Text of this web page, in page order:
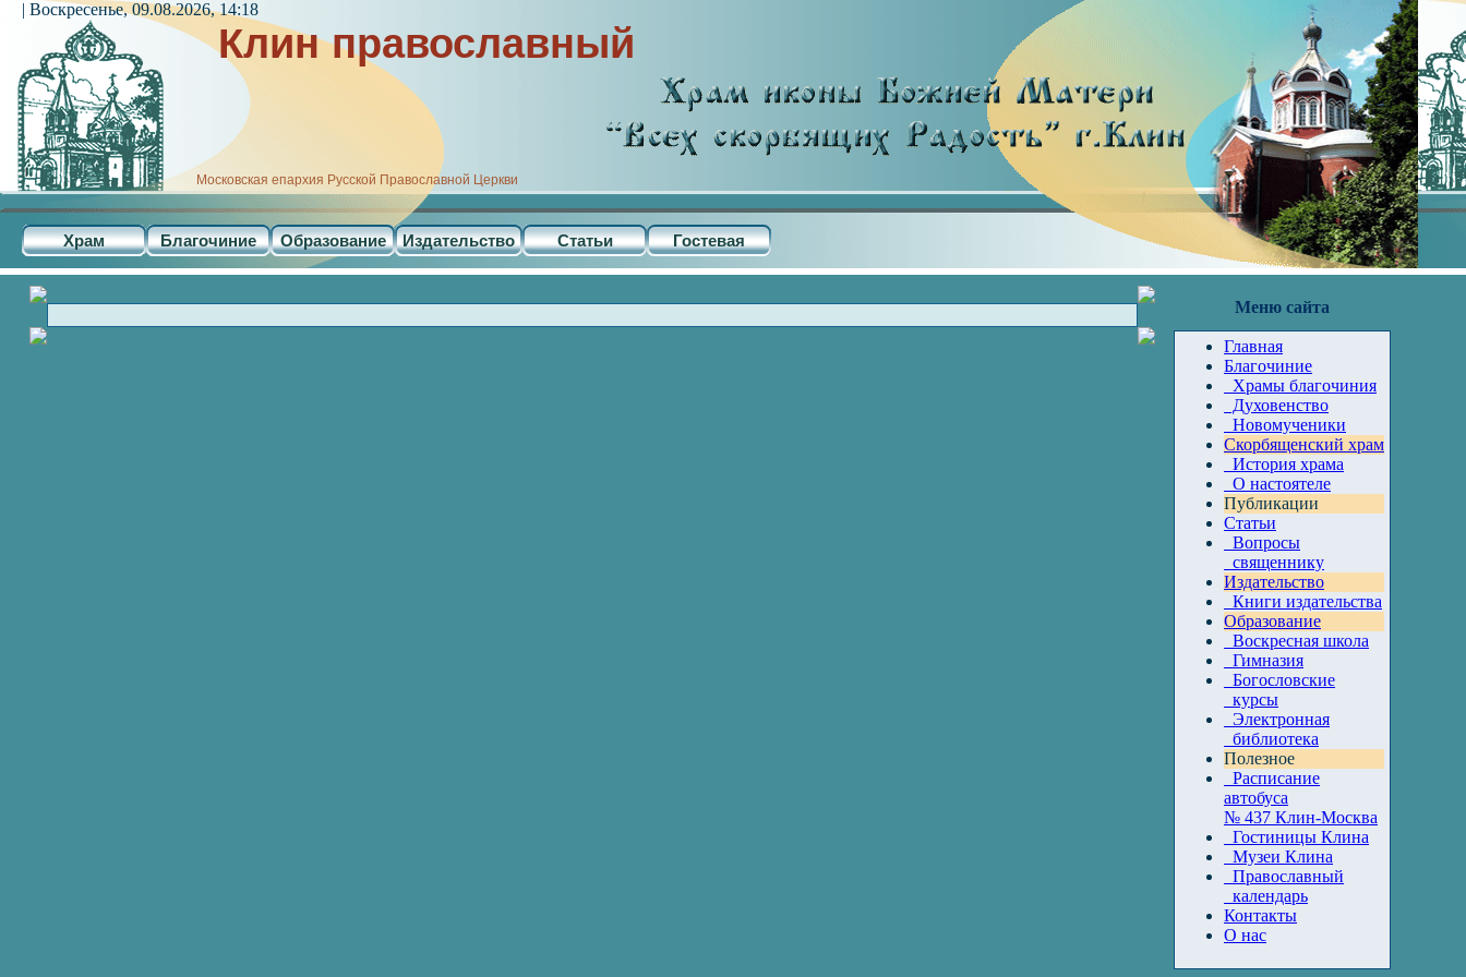
Клин православный
Московская епархия Русской Православной Церкви
Храм Благочиние Образование Издательство Статьи Гостевая
| Воскресенье, 09.08.2026, 14:18
Меню сайта
Главная
Благочиние
Храмы благочиния
Духовенство
Новомученики
Скорбященский храм
История храма
О настоятеле
Публикации
Статьи
Вопросы
священнику
Издательство
Книги издательства
Образование
Воскресная школа
Гимназия
Богословские
курсы
Электронная
библиотека
Полезное
Расписание
автобуса
№ 437 Клин-Москва
Гостиницы Клина
Музеи Клина
Православный
календарь
Контакты
О нас